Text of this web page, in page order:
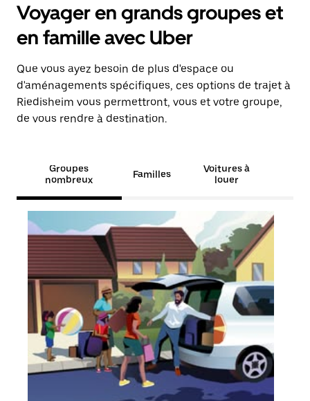
Voyager en grands groupes et
en famille avec Uber
Que vous ayez besoin de plus d'espace ou
d'aménagements spécifiques, ces options de trajet à
Riedisheim vous permettront, vous et votre groupe,
de vous rendre à destination.
Groupes
nombreux
Familles
Voitures à
louer